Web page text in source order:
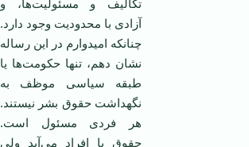
تکالیف و مسئولیت‌ها، و
آزا‌دی با محدودیت وجود دارد.
چنانکه امیدوارم در این رساله
نشان دهم، تنها حکومت‌ها یا
طبقه سیاسی موظف به
نگهداشت حقوق بشر نیستند.
هر فردی مسئول است.
حقوق با افراد می‌آید ولی